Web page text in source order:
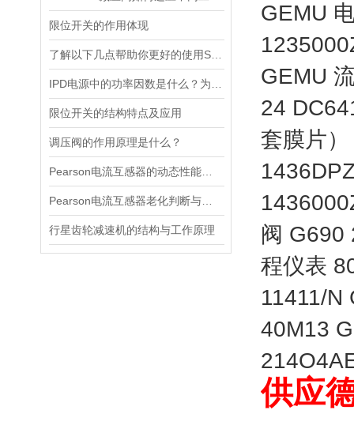
限位开关的作用体现
限位开关的结构特点及应用
调压阀的作用原理是什么？
行星齿轮减速机的结构与工作原理
GEMU
GEMU
24
套膜片
阀 G690
程仪表
11411/N
40M13
供应